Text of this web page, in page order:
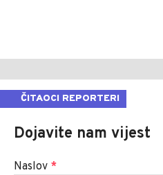
ČITAOCI REPORTERI
Dojavite nam vijest
Naslov *